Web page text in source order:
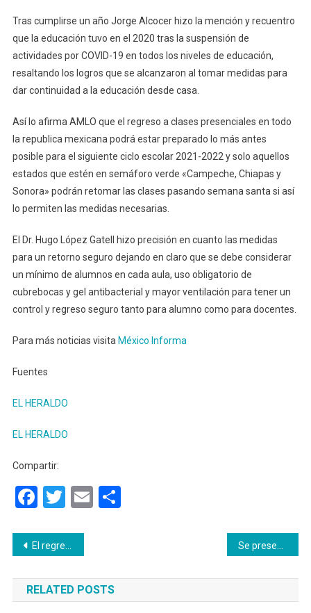
Tras cumplirse un año Jorge Alcocer hizo la mención y recuentro
que la educación tuvo en el 2020 tras la suspensión de
actividades por COVID-19 en todos los niveles de educación,
resaltando los logros que se alcanzaron al tomar medidas para
dar continuidad a la educación desde casa.
Así lo afirma AMLO que el regreso a clases presenciales en todo
la republica mexicana podrá estar preparado lo más antes
posible para el siguiente ciclo escolar 2021-2022 y solo aquellos
estados que estén en semáforo verde «Campeche, Chiapas y
Sonora» podrán retomar las clases pasando semana santa si así
lo permiten las medidas necesarias.
El Dr. Hugo López Gatell hizo precisión en cuanto las medidas
para un retorno seguro dejando en claro que se debe considerar
un mínimo de alumnos en cada aula, uso obligatorio de
cubrebocas y gel antibacterial y mayor ventilación para tener un
control y regreso seguro tanto para alumno como para docentes.
Para más noticias visita México Informa
Fuentes
EL HERALDO
EL HERALDO
Compartir:
Facebook
Twitter
EmailCompartir
Navegación
de
entradas
El regreso del cine en la Ciudad de México
RELATED POSTS